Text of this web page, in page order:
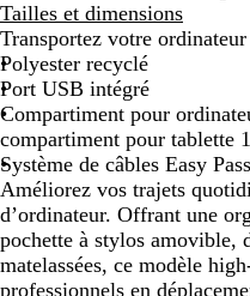
o
i
r
Tailles et dimensions
Transportez votre
Polyester recyclé
Port USB intégré
Compartiment pour
compartiment pour tablette
Système de câbles Easy Pass
Améliorez vos trajets
d’ordinateur. Offrant une
pochette à stylos amovible,
matelassées, ce modèle
professionnels en